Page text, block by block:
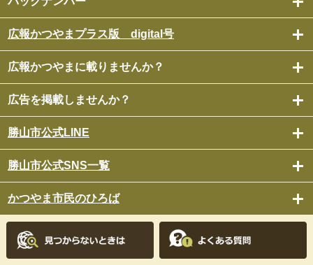
広報かつやまプラス版 digital号
広報かつやまに載りませんか？
広告を掲載しませんか？
勝山市公式LINE
勝山市公式SNS一覧
かつやま市民のひろば